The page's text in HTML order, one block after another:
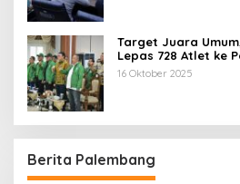
Target Juara
Lepas 728 Atlet ke
16 Oktober 2025
Berita Palembang